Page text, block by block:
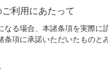
利用にあたって
なる場合、本諸条項を実際に
条項に承諾いただいたものと